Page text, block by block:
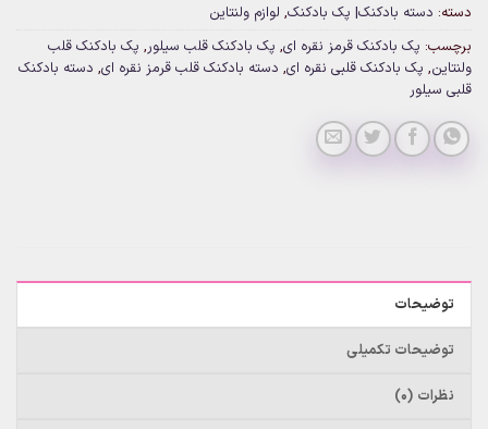
دسته: دسته بادکنک| پک بادکنک, لوازم ولنتاین
برچسب: پک بادکنک قرمز نقره ای, پک بادکنک قلب سیلور, پک بادکنک قلب
ولنتاین, پک بادکنک قلبی نقره ای, دسته بادکنک قلب قرمز نقره ای, دسته بادکنک
قلبی سیلور
توضیحات
توضیحات تکمیلی
نظرات (0)